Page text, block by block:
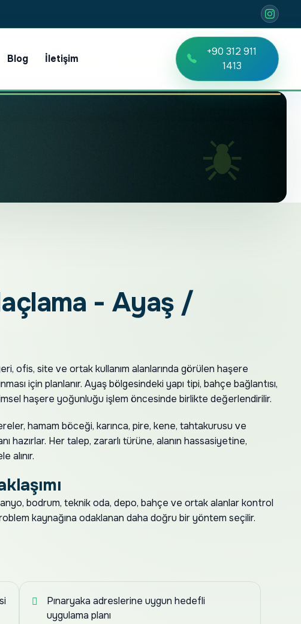
Blog İletişim
+90 312 911
1413
- Ayaş /
ofis, site ve ortak kullanım alanlarında görülen haşere
için planlanır. Ayaş bölgesindeki yapı tipi, bahçe bağlantısı,
haşere yoğunluğu işlem öncesinde birlikte değerlendirilir.
hamam böceği, karınca, pire, kene, tahtakurusu ve
Her talep, zararlı türüne, alanın hassasiyetine,
alınır.
bodrum, teknik oda, depo, bahçe ve ortak alanlar kontrol
kaynağına odaklanan daha doğru bir yöntem seçilir.
Pınaryaka adreslerine uygun hedefli
uygulama planı